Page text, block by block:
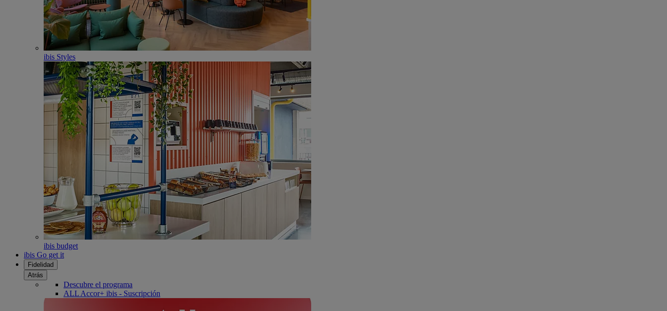
ibis Styles
ibis budget
ibis Go get it
Fidelidad
Atrás
Descubre el programa
ALL Accor+ ibis - Suscripción